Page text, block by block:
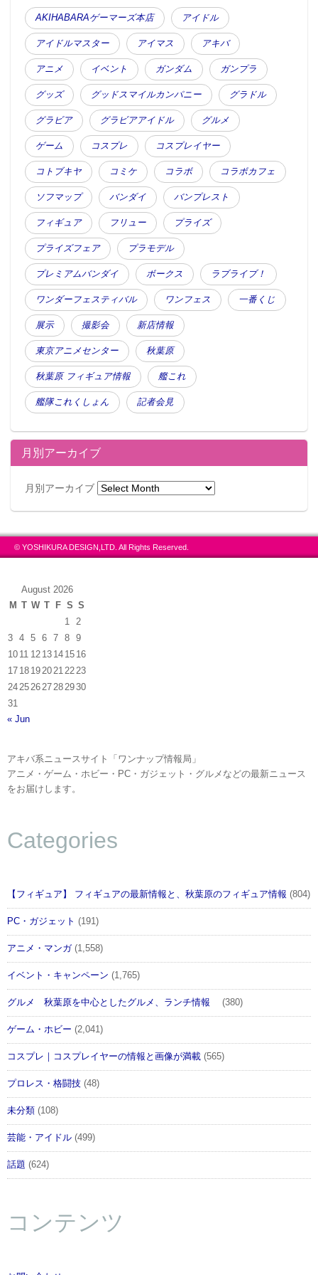
AKIHABARAゲーマーズ本店 アイドル
アイドルマスター アイマス アキバ
アニメ イベント ガンダム ガンプラ
グッズ グッドスマイルカンパニー グラドル
グラビア グラビアアイドル グルメ
ゲーム コスプレ コスプレイヤー
コトブキヤ コミケ コラボ コラボカフェ
ソフマップ バンダイ バンプレスト
フィギュア フリュー プライズ
プライズフェア プラモデル
プレミアムバンダイ ボークス ラブライブ！
ワンダーフェスティバル ワンフェス 一番くじ
展示 撮影会 新店情報
東京アニメセンター 秋葉原
秋葉原 フィギュア情報 艦これ
艦隊これくしょん 記者会見
月別アーカイブ
月別アーカイブ
© YOSHIKURA DESIGN,LTD. All Rights Reserved.
August 2026
M T W T F S S
1
2
3
4 5 6 7 8
9
10 11 12 13 14 15 16
17 18 19 20 21 22 23
24 25 26 27 28 2930
31
« Jun
アキバ系ニュースサイト「ワンナップ情報局」
アニメ・ゲーム・ホビー・PC・ガジェット・グルメなどの最新ニュース
をお届けします。
Categories
【フィギュア】 フィギュアの最新情報と、秋葉原のフィギュア情報 (804)
PC・ガジェット (191)
アニメ・マンガ(1,558)
イベント・キャンペーン (1,765)
グルメ 秋葉原を中心としたグルメ、ランチ情報 (380)
ゲーム・ホビー (2,041)
コスプレ｜コスプレイヤーの情報と画像が満載 (565)
プロレス・格闘技 (48)
未分類 (108)
芸能・アイドル (499)
話題 (624)
コンテンツ